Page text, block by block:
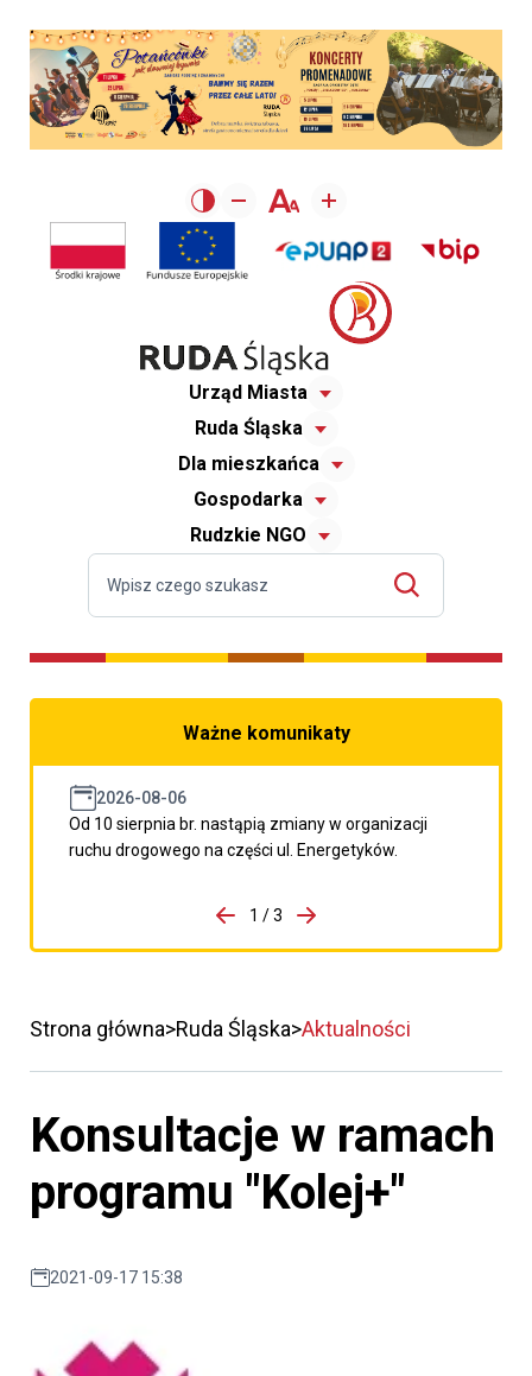
Urząd Miasta
Ruda Śląska
Dla mieszkańca
Gospodarka
Rudzkie NGO
Ważne komunikaty
2026-08-06
Od 10 sierpnia br. nastąpią zmiany w organizacji
ruchu drogowego na części ul. Energetyków.
porzpedniego komunikatu
1 / 3
Przejdź do następnego
Strona główna Ruda Śląska Aktualności
Konsultacje w ramach
programu "Kolej+"
2021-09-17 15:38